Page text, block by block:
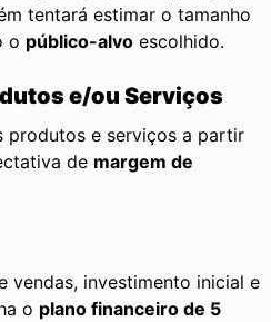
tentará estimar o tamanho
o público-alvo escolhido.
e/ou Serviços
produtos e serviços a partir
de margem de
vendas, investimento inicial e
o plano financeiro de 5